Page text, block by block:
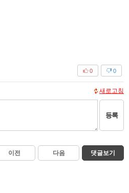
0
0
새로고침
등록
이전 다음 댓글보기